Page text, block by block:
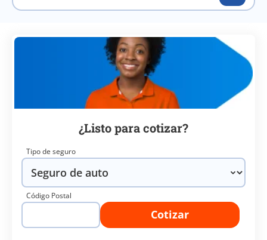
¿Listo para cotizar?
Tipo de seguro
Código Postal
Cotizar